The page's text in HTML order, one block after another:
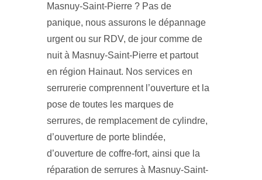
Masnuy-Saint-Pierre ? Pas de
panique, nous assurons le dépannage
urgent ou sur RDV, de jour comme de
nuit à Masnuy-Saint-Pierre et partout
en région Hainaut. Nos services en
serrurerie comprennent l’ouverture et la
pose de toutes les marques de
serrures, de remplacement de cylindre,
d’ouverture de porte blindée,
d’ouverture de coffre-fort, ainsi que la
réparation de serrures à Masnuy-Saint-